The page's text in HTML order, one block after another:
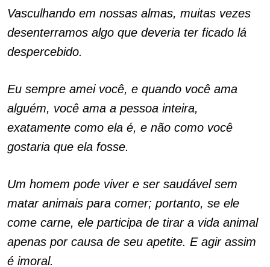
Vasculhando em nossas almas, muitas vezes
desenterramos algo que deveria ter ficado lá
despercebido.
Eu sempre amei você, e quando você ama
alguém, você ama a pessoa inteira,
exatamente como ela é, e não como você
gostaria que ela fosse.
Um homem pode viver e ser saudável sem
matar animais para comer; portanto, se ele
come carne, ele participa de tirar a vida animal
apenas por causa de seu apetite. E agir assim
é imoral.